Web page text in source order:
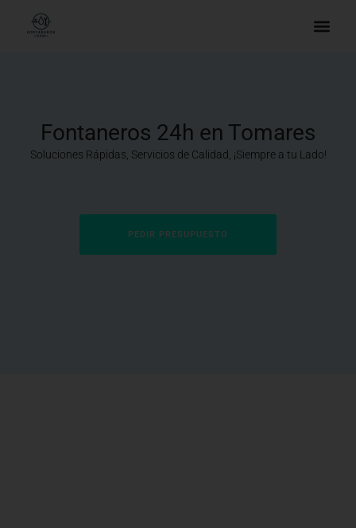
Fontaneros 24h en Tomares
Soluciones Rápidas, Servicios de Calidad, ¡Siempre a tu Lado!
PEDIR PRESUPUESTO